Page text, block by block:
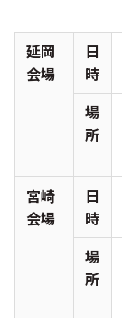
延岡
会場
日
時
場
所
宮崎
会場
日
時
場
所